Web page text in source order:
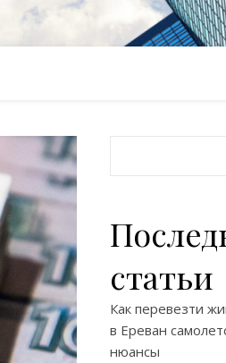
статьи
Как перевезти
в Ереван
нюансы